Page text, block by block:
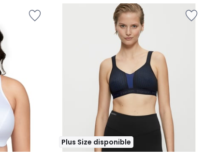
Plus Size disponible